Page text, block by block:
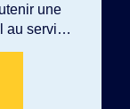
une
au service